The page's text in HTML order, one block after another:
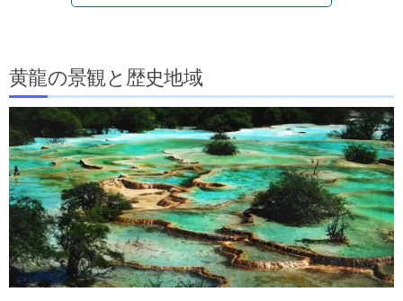
黄龍の景観と歴史地域